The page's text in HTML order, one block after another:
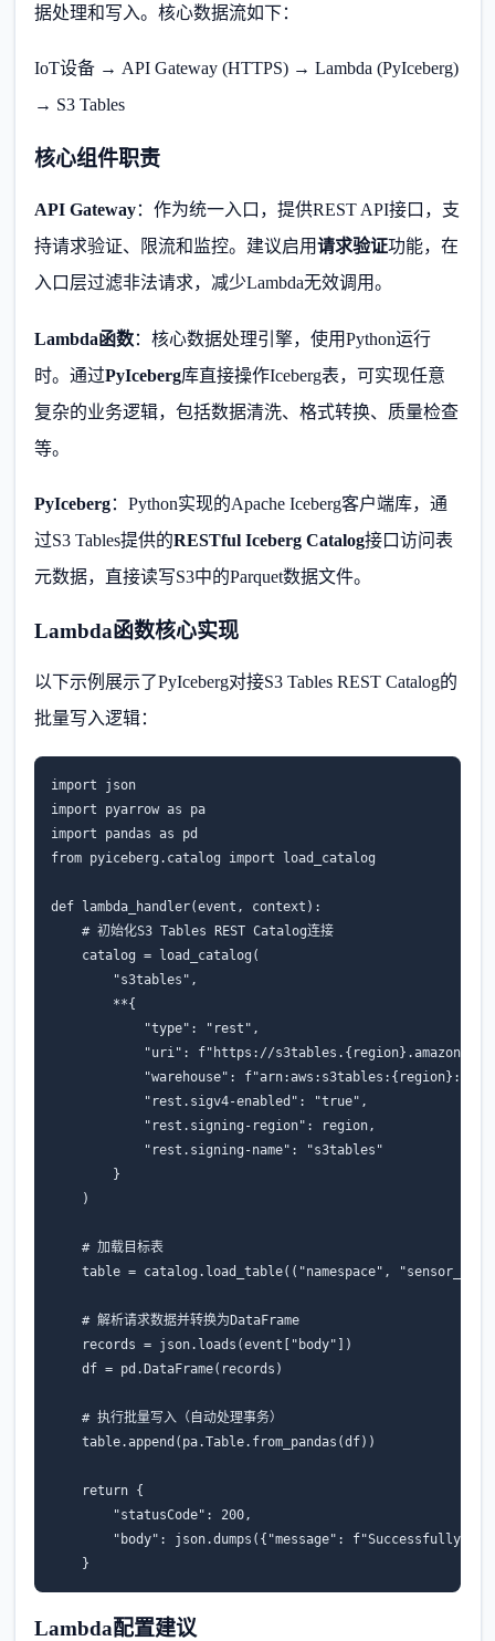
据处理和写入。核心数据流如下：
IoT设备 → API Gateway (HTTPS) → Lambda (PyIceberg)
→ S3 Tables
核心组件职责
API Gateway：作为统一入口，提供REST API接口，支
持请求验证、限流和监控。建议启用请求验证功能，在
入口层过滤非法请求，减少Lambda无效调用。
Lambda函数：核心数据处理引擎，使用Python运行
时。通过PyIceberg库直接操作Iceberg表，可实现任意
复杂的业务逻辑，包括数据清洗、格式转换、质量检查
等。
PyIceberg：Python实现的Apache Iceberg客户端库，通
过S3 Tables提供的RESTful Iceberg Catalog接口访问表
元数据，直接读写S3中的Parquet数据文件。
Lambda函数核心实现
以下示例展示了PyIceberg对接S3 Tables REST Catalog的
批量写入逻辑：
import json
import pyarrow as pa
import pandas as pd
from pyiceberg.catalog import load_catalog
def lambda_handler(event, context):
    # 初始化S3 Tables REST Catalog连接
    catalog = load_catalog(
        "s3tables",
        **{
            "type": "rest",
"uri": f"https://
"warehouse":
            "rest.sigv4-enabled": "true",
            "rest.signing-region": region,
            "rest.signing-name": "s3tables"
        }
    )
    # 加载目标表
table = catalog.load_table(("namespace",
    # 解析请求数据并转换为DataFrame
    records = json.loads(event["body"])
    df = pd.DataFrame(records)
    # 执行批量写入（自动处理事务）
    table.append(pa.Table.from_pandas(df))
    return {
        "statusCode": 200,
"body": json.dumps({"message": f"Successfully
    }
Lambda配置建议